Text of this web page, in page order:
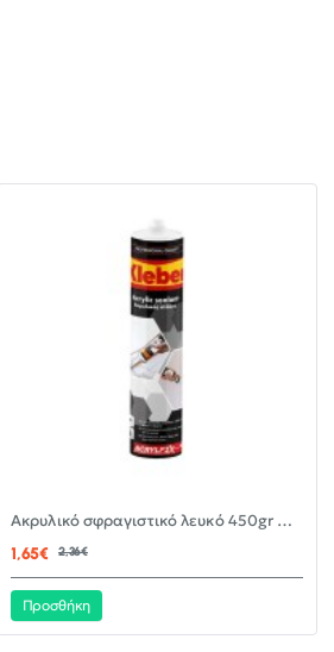
-30%Ακρυλικό σφραγιστικό λευκό 450gr KLEBER
1,65€
2,36€
Προσθήκη